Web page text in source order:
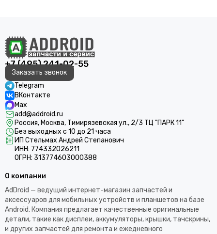
+7 (495) 241-02-55
Заказать звонок
Telegram
ВКонтакте
Max
add@addroid.ru
Россия, Москва, Тимирязевская ул., 2/3 ТЦ "ПАРК 11"
Без выходных с 10 до 21 часа
ИП Стельмах Андрей Степанович
ИНН: 774332026211
ОГРН: 313774603000388
О компании
AdDroid — ведущий интернет-магазин запчастей и
аксессуаров для мобильных устройств и планшетов на базе
Android. Компания предлагает качественные оригинальные
детали, такие как дисплеи, аккумуляторы, крышки, тачскрины,
и других запчастей для ремонта и ежедневного